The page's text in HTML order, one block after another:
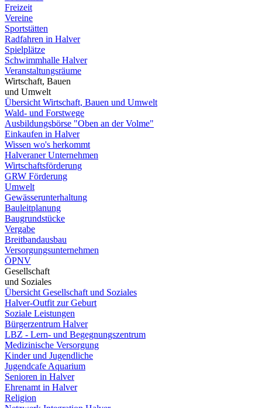
Freizeit
Vereine
Sportstätten
Radfahren in Halver
Spielplätze
Schwimmhalle Halver
Veranstaltungsräume
Wirtschaft, Bauen
und Umwelt
Übersicht Wirtschaft, Bauen und Umwelt
Wald- und Forstwege
Ausbildungsbörse "Oben an der Volme"
Einkaufen in Halver
Wissen wo's herkommt
Halveraner Unternehmen
Wirtschaftsförderung
GRW Förderung
Umwelt
Gewässerunterhaltung
Bauleitplanung
Baugrundstücke
Vergabe
Breitbandausbau
Versorgungsunternehmen
ÖPNV
Gesellschaft
und Soziales
Übersicht Gesellschaft und Soziales
Halver-Outfit zur Geburt
Soziale Leistungen
Bürgerzentrum Halver
LBZ - Lern- und Begegnungszentrum
Medizinische Versorgung
Kinder und Jugendliche
Jugendcafe Aquarium
Senioren in Halver
Ehrenamt in Halver
Religion